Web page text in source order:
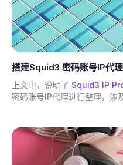
搭建Squid3 密码账号IP代理
上文中，说明了 Squid3 IP
密码账号IP代理进行整理，涉